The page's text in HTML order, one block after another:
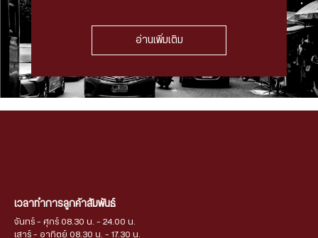
อ่านเพิ่มเติม
เวลาทำการลูกค้าสัมพันธ์
จันทร์ - ศุกร์ 08.30 น. - 24.00 น.
เสาร์ - อาทิตย์ 08.30 น. - 17.30 น.